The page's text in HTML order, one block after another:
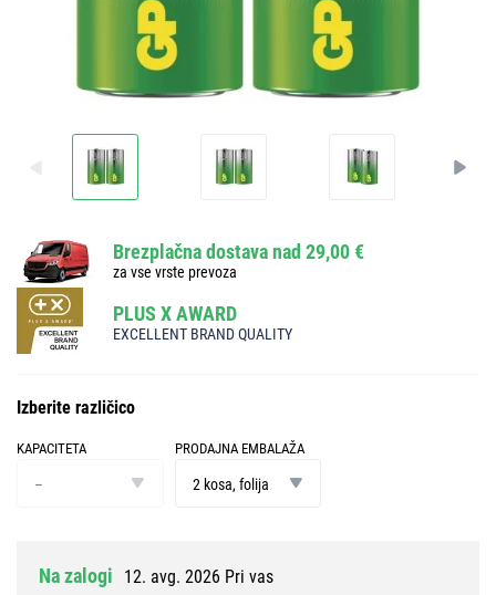
Brezplačna dostava nad 29,00 €
za vse vrste prevoza
PLUS X AWARD
EXCELLENT BRAND QUALITY
Izberite različico
KAPACITETA
–
PRODAJNA EMBALAŽA
embalaža
2 kosa, folija
Na zalogi 12. avg. 2026 Pri vas